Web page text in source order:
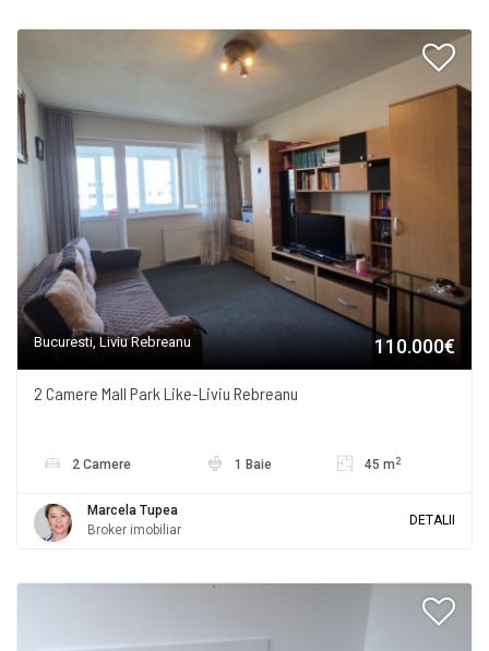
Bucuresti, Liviu Rebreanu 110.000€
2 Camere Mall Park Like-Liviu Rebreanu
2 Camere 1 Baie 45 m 2
Marcela Tupea
Broker imobiliar
DETALII